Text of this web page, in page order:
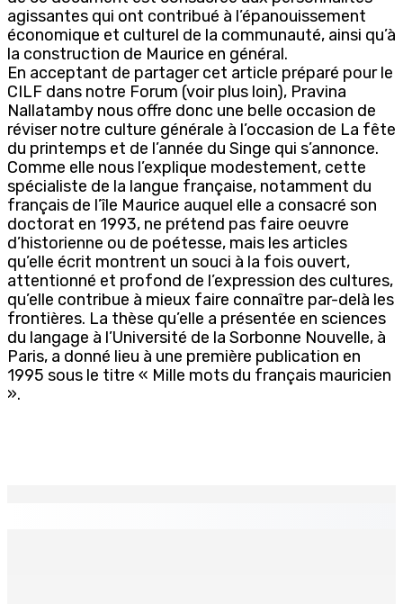
agissantes qui ont contribué à l’épanouissement
économique et culturel de la communauté, ainsi qu’à
la construction de Maurice en général.
En acceptant de partager cet article préparé pour le
CILF dans notre Forum (voir plus loin), Pravina
Nallatamby nous offre donc une belle occasion de
réviser notre culture générale à l’occasion de La fête
du printemps et de l’année du Singe qui s’annonce.
Comme elle nous l’explique modestement, cette
spécialiste de la langue française, notamment du
français de l’île Maurice auquel elle a consacré son
doctorat en 1993, ne prétend pas faire oeuvre
d’historienne ou de poétesse, mais les articles
qu’elle écrit montrent un souci à la fois ouvert,
attentionné et profond de l’expression des cultures,
qu’elle contribue à mieux faire connaître par-delà les
frontières. La thèse qu’elle a présentée en sciences
du langage à l’Université de la Sorbonne Nouvelle, à
Paris, a donné lieu à une première publication en
1995 sous le titre « Mille mots du français mauricien
».